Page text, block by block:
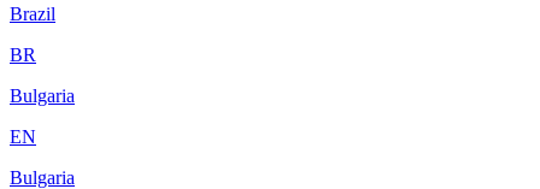
Brazil
BR
Bulgaria
EN
Bulgaria